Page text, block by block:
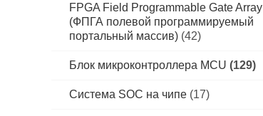
FPGA Field Programmable Gate Array
(ФПГА полевой программируемый
портальный массив) (42)
Блок микроконтроллера MCU (129)
Система SOC на чипе (17)